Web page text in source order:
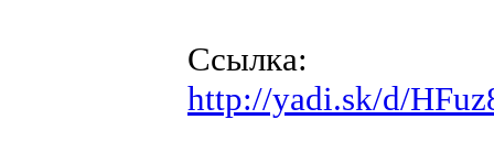
Ссылка:
http://yadi.sk/d/